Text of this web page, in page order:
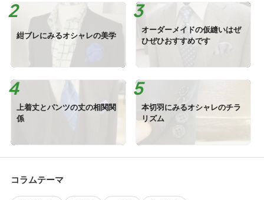
紺ブレにみるオシャレの美学
オーダーメイドの仮縫いはぜ
ひぜひおすすめです
上着丈とパンツの丈の相関関
係
本切羽にみるオシャレのチラ
リズム
コラムテーマ